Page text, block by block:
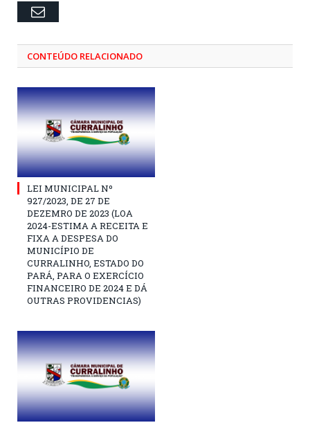
Email
CONTEÚDO RELACIONADO
LEI MUNICIPAL Nº
927/2023, DE 27 DE
DEZEMRO DE 2023 (LOA
2024-ESTIMA A RECEITA E
FIXA A DESPESA DO
MUNICÍPIO DE
CURRALINHO, ESTADO DO
PARÁ, PARA O EXERCÍCIO
FINANCEIRO DE 2024 E DÁ
OUTRAS PROVIDENCIAS)